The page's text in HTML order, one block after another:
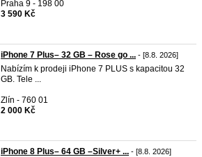
Praha 9 - 198 00
3 590 Kč
iPhone 7 Plus– 32 GB – Rose go ... - [8.8. 2026]
Nabízím k prodeji iPhone 7 PLUS s kapacitou 32
GB. Tele ...
Zlín - 760 01
2 000 Kč
iPhone 8 Plus– 64 GB –Silver+ ... - [8.8. 2026]